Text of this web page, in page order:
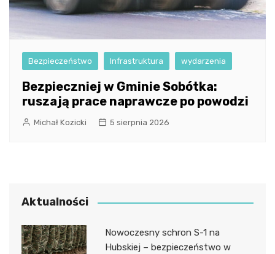
Bezpieczeństwo Infrastruktura wydarzenia
Bezpieczniej w Gminie Sobótka:
ruszają prace naprawcze po powodzi
Michał Kozicki 5 sierpnia 2026
Aktualności
Nowoczesny schron S-1 na
Hubskiej – bezpieczeństwo w